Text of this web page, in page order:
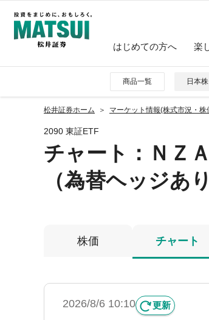
はじめての方へ 楽
商品一覧 日本株
松井証券ホーム マーケット情報(株式市況・株
2090 東証ETF
チャート： ＮＺ
（為替ヘッジあり
株価 チャート
2026/8/6 10:10 更新